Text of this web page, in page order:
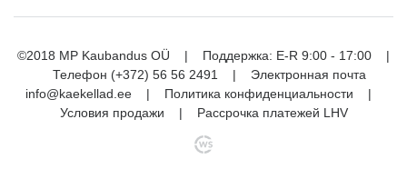
©2018 MP Kaubandus OÜ | Поддержка: E-R 9:00 - 17:00 |
Телефон (+372) 56 56 2491
| Электронная почта
info@kaekellad.ee| Политика конфиденциальности |
Условия продажи | Рассрочка платежей LHV